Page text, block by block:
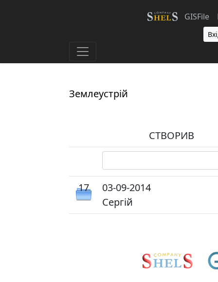
GISFile
Землеустрій
СТВОРИВ
17
03-09-2014
Сергій